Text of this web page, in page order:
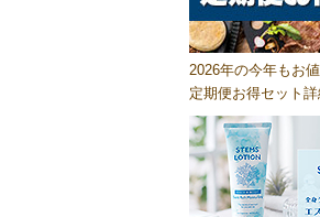
2026年の今年もお
定期便お得セット